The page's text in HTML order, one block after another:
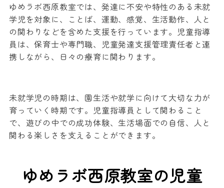
ゆめラボ西原教室では、発達に不安や特性のある未就
学児を対象に、ことば、運動、感覚、生活動作、人と
の関わりなどを含めた支援を行っています。児童指導
員は、保育士や専門職、児童発達支援管理責任者と連
携しながら、日々の療育に関わります。
未就学児の時期は、園生活や就学に向けて大切な力が
育っていく時期です。児童指導員として関わること
で、遊びの中での成功体験、生活場面での自信、人と
関わる楽しさを支えることができます。
ゆめラボ西原教室の児童